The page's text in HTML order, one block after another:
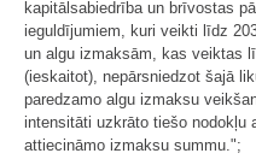
kapitālsabiedrība un brīvostas
ieguldījumiem, kuri veikti līdz
un algu izmaksām, kas veiktas
(ieskaitot), nepārsniedzot šajā
paredzamo algu izmaksu
intensitāti uzkrāto tiešo nodokļu
attiecināmo izmaksu summu.";